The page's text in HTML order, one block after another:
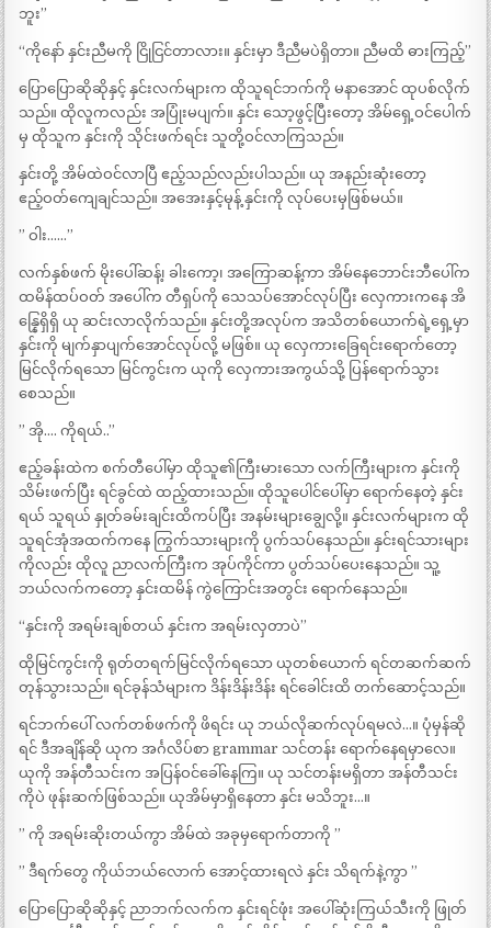
ဘူး”
“ကိုနော် နှင်းညီမကို ငြိုငြင်တာလား။ နှင်းမှာ ဒီညီမပဲရှိတာ။ ညီမထိ ဓားကြည့်”
ပြောပြောဆိုဆိုနှင့် နှင်းလက်များက ထိုသူရင်ဘက်ကို မနာအောင် ထုပစ်လိုက်
သည်။ ထိုလူကလည်း အပြုံးမပျက်။ နှင်း သော့ဖွင့်ပြီးတော့ အိမ်ရှေ့ဝင်ပေါက်
မှ ထိုသူက နှင်းကို သိုင်းဖက်ရင်း သူတို့ဝင်လာကြသည်။
နှင်းတို့ အိမ်ထဲဝင်လာပြီ ဧည့်သည်လည်းပါသည်။ ယု အနည်းဆုံးတော့
ဧည့်ဝတ်ကျေချင်သည်။ အအေးနှင့်မုန့် နှင်းကို လုပ်ပေးမှဖြစ်မယ်။
” ဝါး……”
လက်နှစ်ဖက် မိုးပေါ်ဆန့်၊ ခါးကော့၊ အကြောဆန့်ကာ အိမ်နေဘောင်းဘီပေါ်က
ထမိန်ထပ်ဝတ် အပေါ်က တီရှပ်ကို သေသပ်အောင်လုပ်ပြီး လှေကားကနေ အိ
န္နြေရှိရှိ ယု ဆင်းလာလိုက်သည်။ နှင်းတို့အလုပ်က အသိတစ်ယောက်ရဲ့ရှေ့မှာ
နှင်းကို မျက်နှာပျက်အောင်လုပ်လို့ မဖြစ်။ ယု လှေကားခြေရင်းရောက်တော့
မြင်လိုက်ရသော မြင်ကွင်းက ယုကို လှေကားအကွယ်သို့ ပြန်ရောက်သွား
စေသည်။
” အို…. ကိုရယ်..”
ဧည့်ခန်းထဲက စက်တီပေါ်မှာ ထိုသူ၏ကြီးမားသော လက်ကြီးများက နှင်းကို
သိမ်းဖက်ပြီး ရင်ခွင်ထဲ ထည့်ထားသည်။ ထိုသူပေါင်ပေါ်မှာ ရောက်နေတဲ့ နှင်း
ရယ် သူရယ် နှုတ်ခမ်းချင်းထိကပ်ပြီး အနမ်းများချွေလို့။ နှင်းလက်များက ထို
သူရင်အုံအထက်ကနေ ကြွက်သားများကို ပွက်သပ်နေသည်။ နှင်းရင်သားများ
ကိုလည်း ထိုလူ ညာလက်ကြီးက အုပ်ကိုင်ကာ ပွတ်သပ်ပေးနေသည်။ သူ့
ဘယ်လက်ကတော့ နှင်းထမိန် ကွဲကြောင်းအတွင်း ရောက်နေသည်။
“နှင်းကို အရမ်းချစ်တယ် နှင်းက အရမ်းလှတာပဲ”
ထိုမြင်ကွင်းကို ရုတ်တရက်မြင်လိုက်ရသော ယုတစ်ယောက် ရင်တဆက်ဆက်
တုန်သွားသည်။ ရင်ခုန်သံများက ဒိန်းဒိန်းဒိန်း ရင်ခေါင်းထိ တက်ဆောင့်သည်။
ရင်ဘက်ပေါ် လက်တစ်ဖက်ကို ဖိရင်း ယု ဘယ်လိုဆက်လုပ်ရမလဲ…။ ပုံမှန်ဆို
ရင် ဒီအချိန်ဆို ယုက အင်္ဂလိပ်စာ grammar သင်တန်း ရောက်နေရမှာလေ။
ယုကို အန်တီသင်းက အပြန်ဝင်ခေါ်နေကြ။ ယု သင်တန်းမရှိတာ အန်တီသင်း
ကိုပဲ ဖုန်းဆက်ဖြစ်သည်။ ယုအိမ်မှာရှိနေတာ နှင်း မသိဘူး…။
” ကို အရမ်းဆိုးတယ်ကွာ အိမ်ထဲ အခုမှရောက်တာကို ”
” ဒီရက်တွေ ကိုယ်ဘယ်လောက် အောင့်ထားရလဲ နှင်း သိရက်နဲ့ကွာ ”
ပြောပြောဆိုဆိုနှင့် ညာဘက်လက်က နှင်းရင်ဖုံး အပေါ်ဆုံးကြယ်သီးကို ဖြုတ်